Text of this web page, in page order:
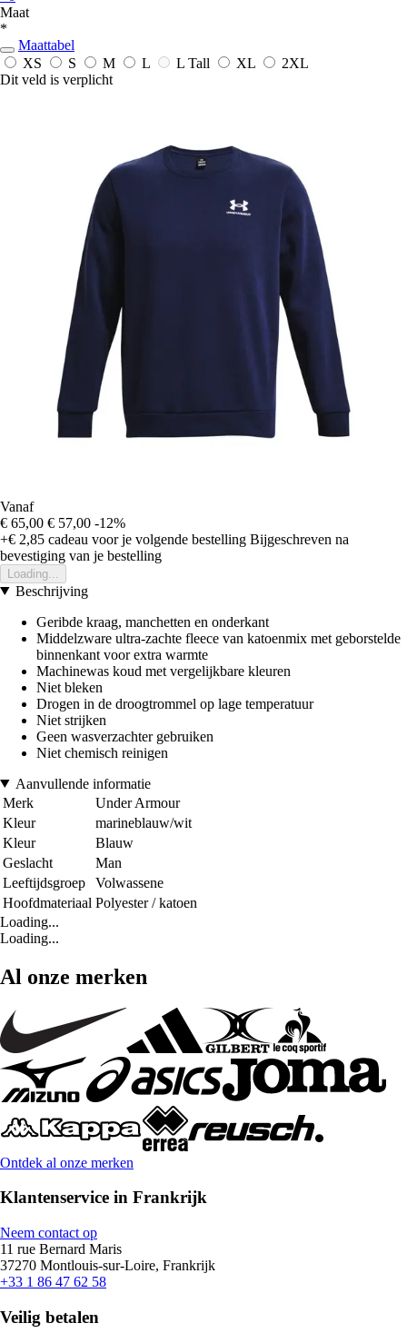
Maat
*
Maattabel
XS
S M L L Tall XL
2XL
Dit veld is verplicht
Vanaf
€ 65,00 € 57,00 -12%
+€ 2,85 cadeau voor je volgende bestelling Bijgeschreven na
bevestiging van je bestelling
Loading...
Beschrijving
Geribde kraag, manchetten en onderkant
Middelzware ultra-zachte fleece van katoenmix met geborstelde
binnenkant voor extra warmte
Machinewas koud met vergelijkbare kleuren
Niet bleken
Drogen in de droogtrommel op lage temperatuur
Niet strijken
Geen wasverzachter gebruiken
Niet chemisch reinigen
Aanvullende informatie
Merk
Under Armour
Kleur
marineblauw/wit
Kleur
Blauw
Geslacht
Man
Leeftijdsgroep
Volwassene
Hoofdmateriaal Polyester / katoen
Loading...
Loading...
Al onze merken
Ontdek al onze merken
Klantenservice in Frankrijk
Neem contact op
11 rue Bernard Maris
37270 Montlouis-sur-Loire, Frankrijk
+33 1 86 47 62 58
Veilig betalen